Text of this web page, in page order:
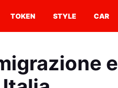
TOKEN STYLE CAR
e